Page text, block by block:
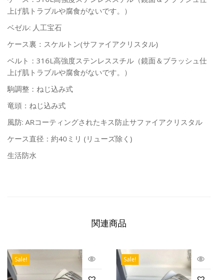
上げ肌トラブルや腐食がないです。）
ベゼル: 人工宝石
ケース裏：スケルトン(サファイアクリスタル)
ベルト：316L高強度ステンレススチル（鏡面＆ブラッシュ仕
上げ肌トラブルや腐食がないです。）
駒調整：ねじ込み式
竜頭：ねじ込み式
風防: ARコーティングされたキス防止サファイアクリスタル
ケース直径：約40ミリ (リューズ除く)
生活防水
関連商品
Sale! Sale!